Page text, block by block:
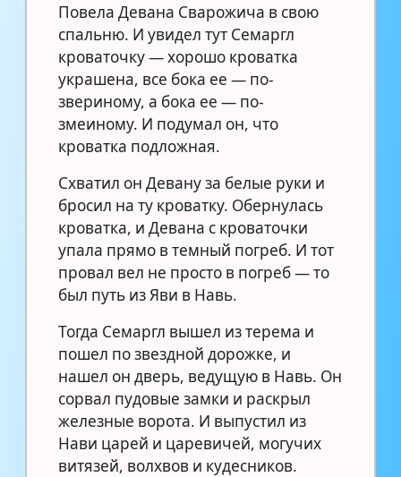
Повела Девана Сварожича в свою
спальню. И увидел тут Семаргл
кроваточку — хорошо кроватка
украшена, все бока ее — по-
звериному, а бока ее — по-
змеиному. И подумал он, что
кроватка подложная.
Схватил он Девану за белые руки и
бросил на ту кроватку. Обернулась
кроватка, и Девана с кроваточки
упала прямо в темный погреб. И тот
провал вел не просто в погреб — то
был путь из Яви в Навь.
Тогда Семаргл вышел из терема и
пошел по звездной дорожке, и
нашел он дверь, ведущую в Навь. Он
сорвал пудовые замки и раскрыл
железные ворота. И выпустил из
Нави царей и царевичей, могучих
витязей, волхвов и кудесников.